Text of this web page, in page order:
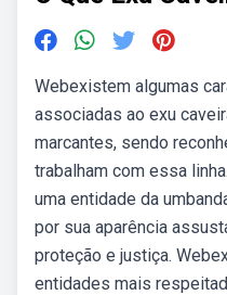
Webexistem algumas
associadas ao exu
marcantes, sendo
trabalham com essa
uma entidade da
por sua aparência
proteção e justiça.
entidades mais